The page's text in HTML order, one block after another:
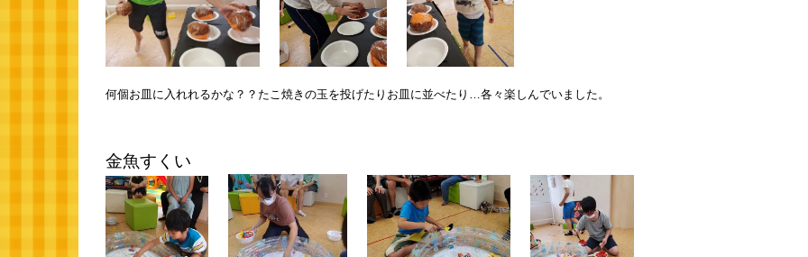
何個お皿に入れれるかな？？たこ焼きの玉を投げたりお皿に並べたり…各々楽しんでいました。
金魚すくい